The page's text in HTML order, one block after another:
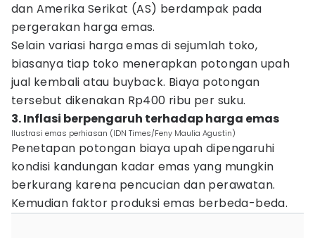
dan Amerika Serikat (AS) berdampak pada
pergerakan harga emas.
Selain variasi harga emas di sejumlah toko,
biasanya tiap toko menerapkan potongan upah
jual kembali atau buyback. Biaya potongan
tersebut dikenakan Rp400 ribu per suku.
3. Inflasi berpengaruh terhadap harga emas
Ilustrasi emas perhiasan (IDN Times/Feny Maulia Agustin)
Penetapan potongan biaya upah dipengaruhi
kondisi kandungan kadar emas yang mungkin
berkurang karena pencucian dan perawatan.
Kemudian faktor produksi emas berbeda-beda.